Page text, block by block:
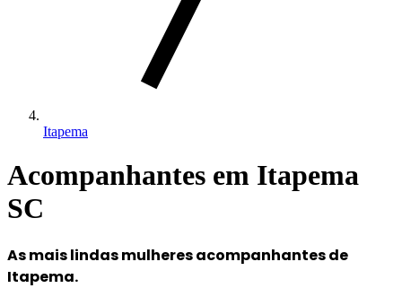
Itapema
Acompanhantes em Itapema
SC
As mais lindas mulheres acompanhantes de
Itapema.